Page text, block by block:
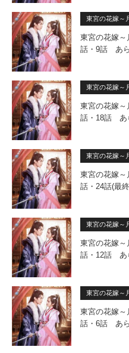
東宮の花嫁～
東宮の花嫁
話・9話 あ
東宮の花嫁～
東宮の花嫁
話・18話 あ
東宮の花嫁～
東宮の花嫁
話・24話(最
東宮の花嫁～
東宮の花嫁
話・12話 あ
東宮の花嫁～
東宮の花嫁
話・6話 あ